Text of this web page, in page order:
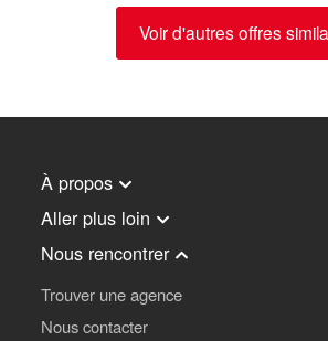
Voir d'autres offres
À propos
Aller plus loin
Nous rencontrer
Trouver une agence
Nous contacter